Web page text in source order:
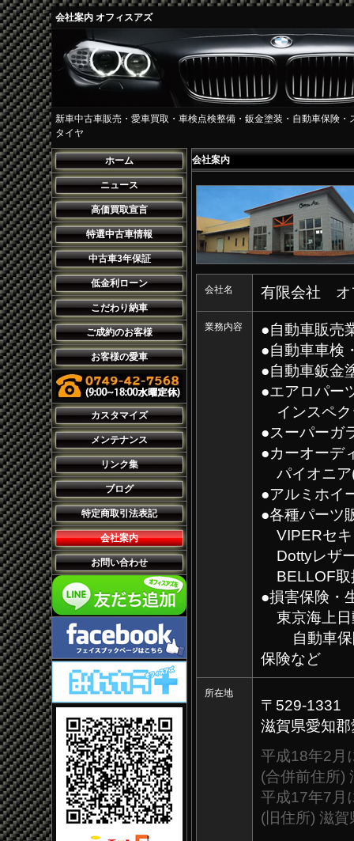
会社案内 オフィスアズ
新車中古車販売・愛車買取・車検点検整備・鈑金塗装・自動車保険
タイヤ
ホーム
ニュース
高価買取宣言
特選中古車情報
中古車3年保証
低金利ローン
こだわり納車
ご成約のお客様
お客様の愛車
カスタマイズ
メンテナンス
リンク集
ブログ
特定商取引法表記
会社案内
お問い合わせ
会社案内
会社名 有限会社
業務内容
●自動車販売
●自動車車検
●自動車鈑金
●エアロパー
インスペク
●スーパーガ
●カーオーデ
パイオニア
●アルミホイ
●各種パーツ
VIPERセキ
Dottyレザ
BELLOF取
●損害保険・
東京海上
自動車保険
保険など
所在地
〒529-1331
滋賀県愛知
平成18年2月
(合併前住所)
平成17年7月
(旧住所) 滋